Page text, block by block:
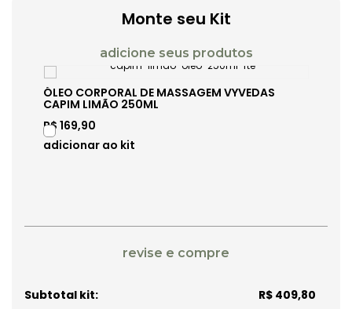
Monte seu Kit
ÓLEO CORPORAL DE MASSAGEM VYVEDAS
CAPIM LIMÃO 250ML
R$ 169,90
R$ 409,80